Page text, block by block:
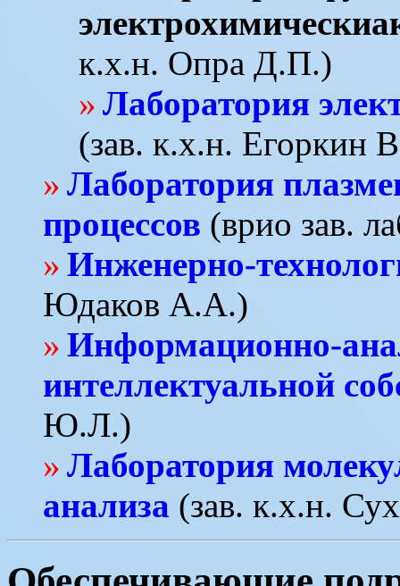
к.х.н. Опра Д.П.)
Лаборатория
(зав. к.х.н. Егоркин
Лаборатория
процессов (врио зав.
Инженерно-
Юдаков А.А.)
Информационно-
интеллектуальной
Ю.Л.)
Лаборатория
анализа (зав. к.х.н.